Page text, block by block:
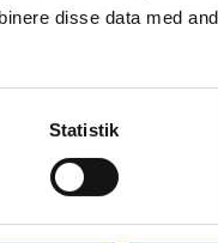
disse data med
Statistik
*